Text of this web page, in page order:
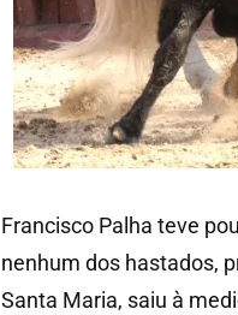
Francisco Palha teve
nenhum dos hastados,
Santa Maria, saiu à